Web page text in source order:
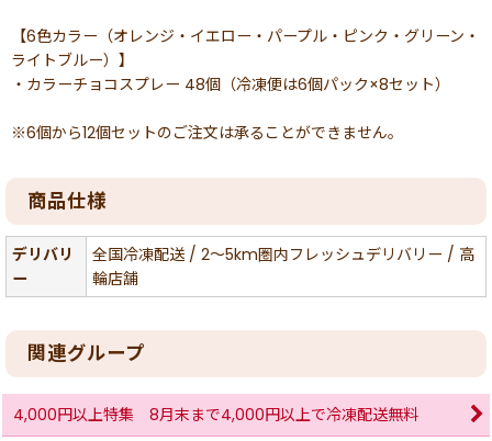
【6色カラー（オレンジ・イエロー・パープル・ピンク・グリーン・
ライトブルー）】
・カラーチョコスプレー 48個（冷凍便は6個パック×8セット）
※6個から12個セットのご注文は承ることができません。
商品仕様
デリバリ
ー
全国冷凍配送 / 2〜5km圏内フレッシュデリバリー / 高
輪店舗
関連グループ
4,000円以上特集 8月末まで4,000円以上で冷凍配送無料